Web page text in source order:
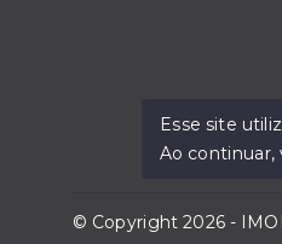
© Copyright 2026 -
Esse site
Ao continuar,